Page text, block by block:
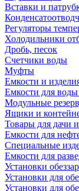
Вставки и
Регуляторы
Холодильники
Дробь, песок
Счетчики воды
Муфты
Емкости и
Емкости для
Модульные
Ящики и
Товары для дачи и
Емкости для
Специальные
Емкости для
Установки
Установки для
Установки для